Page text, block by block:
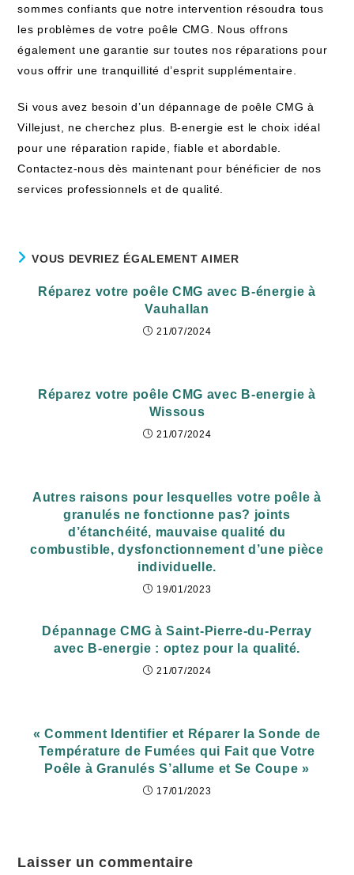
sommes confiants que notre intervention résoudra tous
les problèmes de votre poêle CMG. Nous offrons
également une garantie sur toutes nos réparations pour
vous offrir une tranquillité d’esprit supplémentaire.
Si vous avez besoin d’un dépannage de poêle CMG à
Villejust, ne cherchez plus. B-energie est le choix idéal
pour une réparation rapide, fiable et abordable.
Contactez-nous dès maintenant pour bénéficier de nos
services professionnels et de qualité.
VOUS DEVRIEZ ÉGALEMENT AIMER
Réparez votre poêle CMG avec B-énergie à
Vauhallan
21/07/2024
Réparez votre poêle CMG avec B-energie à
Wissous
21/07/2024
Autres raisons pour lesquelles votre poêle à
granulés ne fonctionne pas? joints
d’étanchéité, mauvaise qualité du
combustible, dysfonctionnement d’une pièce
individuelle.
19/01/2023
Dépannage CMG à Saint-Pierre-du-Perray
avec B-energie : optez pour la qualité.
21/07/2024
« Comment Identifier et Réparer la Sonde de
Température de Fumées qui Fait que Votre
Poêle à Granulés S’allume et Se Coupe »
17/01/2023
Laisser un commentaire